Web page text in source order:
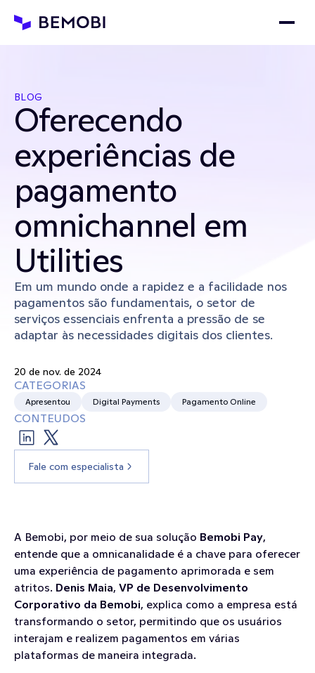
BLOG
Oferecendo
experiências de
pagamento
omnichannel em
Utilities
Em um mundo onde a rapidez e a facilidade nos
pagamentos são fundamentais, o setor de
serviços essenciais enfrenta a pressão de se
adaptar às necessidades digitais dos clientes.
20 de nov. de 2024
CATEGORIAS
Apresentou Digital Payments Pagamento Online
CONTEUDOS
Fale com especialista
A Bemobi, por meio de sua solução Bemobi Pay,
entende que a omnicanalidade é a chave para oferecer
uma experiência de pagamento aprimorada e sem
atritos. Denis Maia, VP de Desenvolvimento
Corporativo da Bemobi, explica como a empresa está
transformando o setor, permitindo que os usuários
interajam e realizem pagamentos em várias
plataformas de maneira integrada.